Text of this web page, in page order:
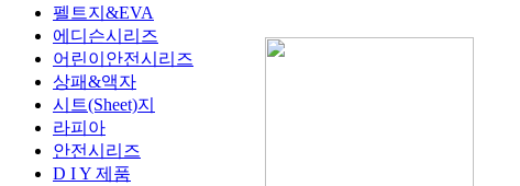
펠트지&EVA
에디슨시리즈
어린이안전시리즈
상패&액자
시트(Sheet)지
라피아
안전시리즈
D I Y 제품